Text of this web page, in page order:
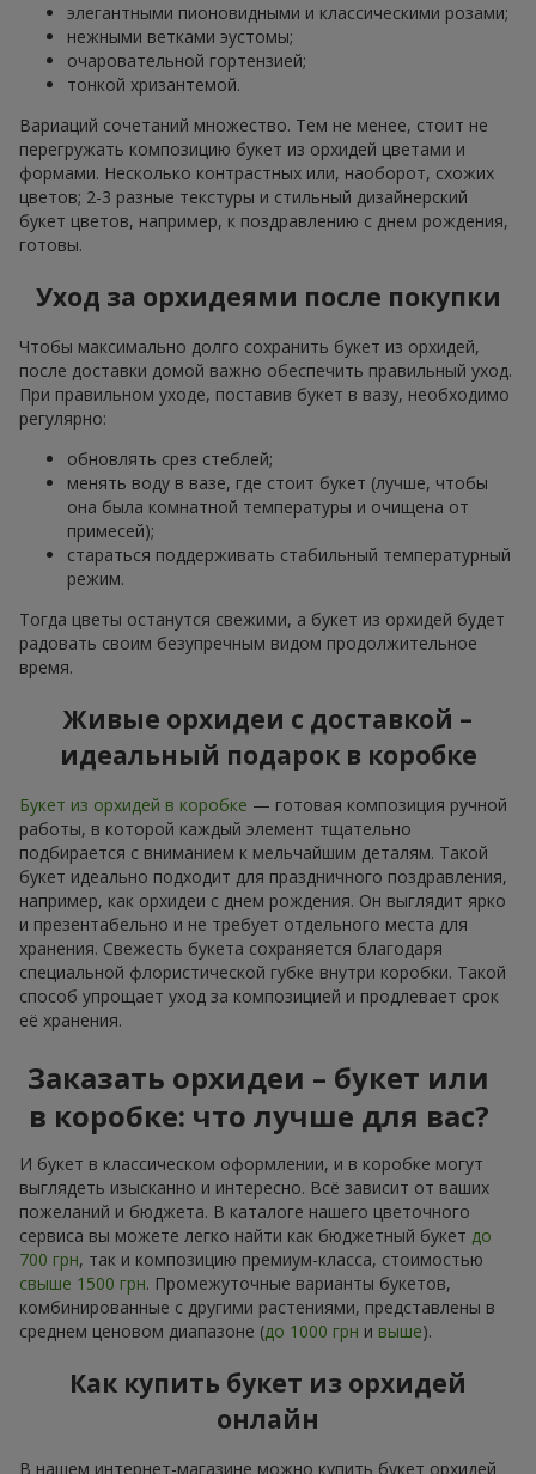
элегантными пионовидными и классическими розами;
нежными ветками эустомы;
очаровательной гортензией;
тонкой хризантемой.
Вариаций сочетаний множество. Тем не менее, стоит не
перегружать композицию букет из орхидей цветами и
формами. Несколько контрастных или, наоборот, схожих
цветов; 2-3 разные текстуры и стильный дизайнерский
букет цветов, например, к поздравлению с днем рождения,
готовы.
Уход за орхидеями после покупки
Чтобы максимально долго сохранить букет из орхидей,
после доставки домой важно обеспечить правильный уход.
При правильном уходе, поставив букет в вазу, необходимо
регулярно:
обновлять срез стеблей;
менять воду в вазе, где стоит букет (лучше, чтобы
она была комнатной температуры и очищена от
примесей);
стараться поддерживать стабильный температурный
режим.
Тогда цветы останутся свежими, а букет из орхидей будет
радовать своим безупречным видом продолжительное
время.
Живые орхидеи с доставкой –
идеальный подарок в коробке
Букет из орхидей в коробке — готовая композиция ручной
работы, в которой каждый элемент тщательно
подбирается с вниманием к мельчайшим деталям. Такой
букет идеально подходит для праздничного поздравления,
например, как орхидеи с днем рождения. Он выглядит ярко
и презентабельно и не требует отдельного места для
хранения. Свежесть букета сохраняется благодаря
специальной флористической губке внутри коробки. Такой
способ упрощает уход за композицией и продлевает срок
её хранения.
Заказать орхидеи – букет или
в коробке: что лучше для вас?
И букет в классическом оформлении, и в коробке могут
выглядеть изысканно и интересно. Всё зависит от ваших
пожеланий и бюджета. В каталоге нашего цветочного
сервиса вы можете легко найти как бюджетный букет до
700 грн, так и композицию премиум-класса, стоимостью
свыше 1500 грн. Промежуточные варианты букетов,
комбинированные с другими растениями, представлены в
среднем ценовом диапазоне (до 1000 грн и выше).
Как купить букет из орхидей
онлайн
В нашем интернет-магазине можно купить букет орхидей